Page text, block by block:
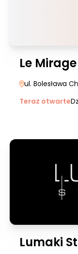
Le Mirage
ul. Bolesława
Teraz otwarte
Lumaki